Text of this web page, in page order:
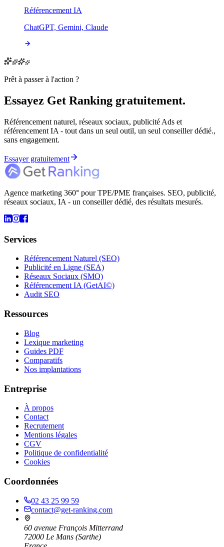
Référencement IA
ChatGPT, Gemini, Claude
Prêt à passer à l'action ?
Essayez Get Ranking gratuitement.
Référencement naturel, réseaux sociaux, publicité Ads et
référencement IA - tout dans un seul outil, un seul conseiller dédié.,
sans engagement.
Essayer gratuitement
Agence marketing 360° pour TPE/PME françaises. SEO, publicité,
réseaux sociaux, IA - un conseiller dédié, des résultats mesurés.
Services
Référencement Naturel (SEO)
Publicité en Ligne (SEA)
Réseaux Sociaux (SMO)
Référencement IA (GetAI©)
Audit SEO
Ressources
Blog
Lexique marketing
Guides PDF
Comparatifs
Nos implantations
Entreprise
À propos
Contact
Recrutement
Mentions légales
CGV
Politique de confidentialité
Cookies
Coordonnées
02 43 25 99 59
contact@get-ranking.com
60 avenue François Mitterrand
72000 Le Mans (Sarthe)